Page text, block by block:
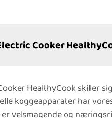
Cooker
HealthyCook skiller
koggeapparater har
er velsmagende og